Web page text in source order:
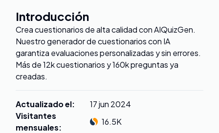
Introducción
Crea cuestionarios de alta calidad con AIQuizGen.
Nuestro generador de cuestionarios con IA
garantiza evaluaciones personalizadas y sin errores.
Más de 12k cuestionarios y 160k preguntas ya
creadas.
Actualizado el:
17 jun 2024
Visitantes
mensuales:
16.5K